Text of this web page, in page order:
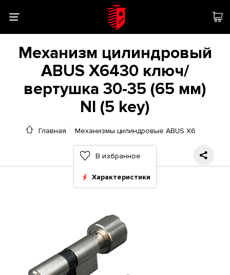
Механизм цилиндровый
ABUS X6430 ключ/
вертушка 30-35 (65 мм)
NI (5 key)
Главная Механизмы цилиндровые ABUS X6
В избранное
Характеристики